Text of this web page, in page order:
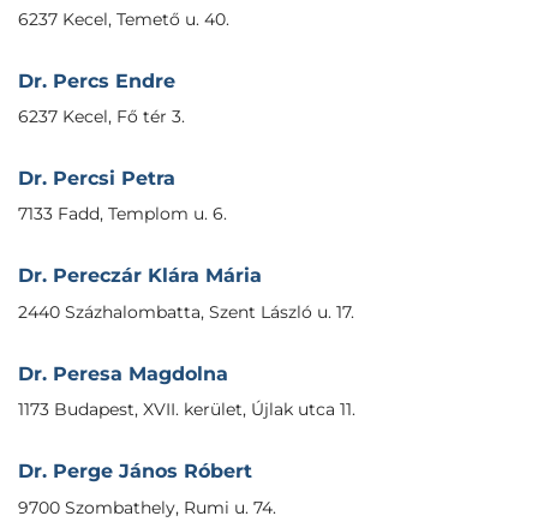
6237 Kecel, Temető u. 40.
Dr. Percs Endre
6237 Kecel, Fő tér 3.
Dr. Percsi Petra
7133 Fadd, Templom u. 6.
Dr. Pereczár Klára Mária
2440 Százhalombatta, Szent László u. 17.
Dr. Peresa Magdolna
1173 Budapest, XVII. kerület, Újlak utca 11.
Dr. Perge János Róbert
9700 Szombathely, Rumi u. 74.